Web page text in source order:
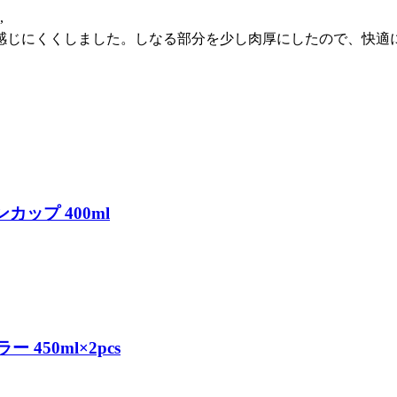
にくくしました。しなる部分を少し肉厚にしたので、快
カップ 400ml
450ml×2pcs